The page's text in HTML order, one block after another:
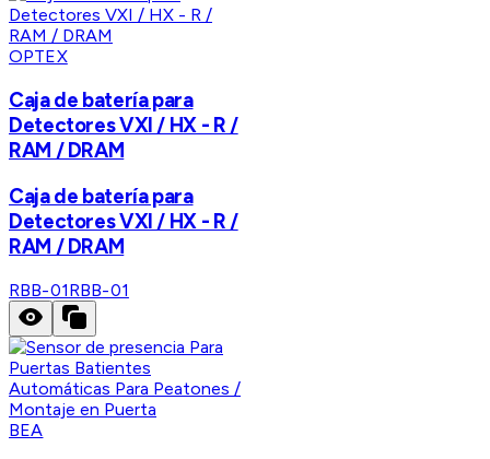
OPTEX
Caja de batería para
Detectores VXI / HX - R /
RAM / DRAM
Caja de batería para
Detectores VXI / HX - R /
RAM / DRAM
RBB-01RBB-01
BEA